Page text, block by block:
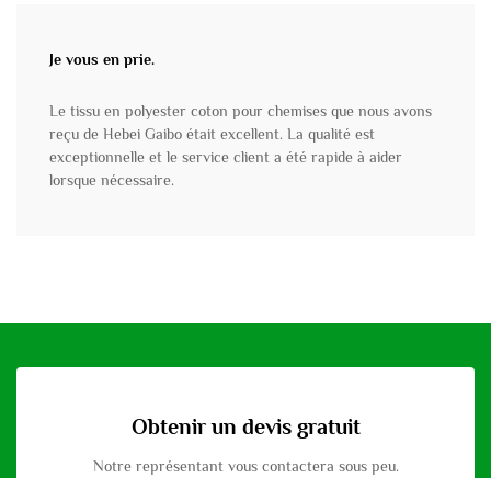
Je vous en prie.
Le tissu en polyester coton pour chemises que nous avons
reçu de Hebei Gaibo était excellent. La qualité est
exceptionnelle et le service client a été rapide à aider
lorsque nécessaire.
Obtenir un devis gratuit
Notre représentant vous contactera sous peu.